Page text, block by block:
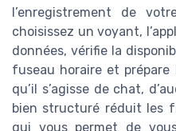
l’enregistrement de
choisissez un voyant,
données, vérifie la
fuseau horaire et
qu’il s’agisse de chat,
bien structuré réduit les
qui vous permet de